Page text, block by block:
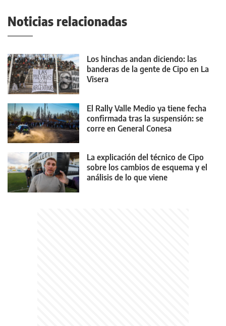
Noticias relacionadas
Los hinchas andan diciendo: las
banderas de la gente de Cipo en La
Visera
El Rally Valle Medio ya tiene fecha
confirmada tras la suspensión: se
corre en General Conesa
La explicación del técnico de Cipo
sobre los cambios de esquema y el
análisis de lo que viene